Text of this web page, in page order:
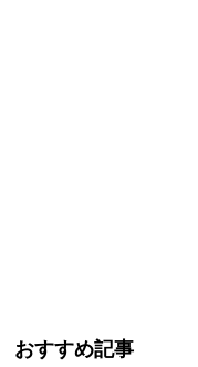
おすすめ記事